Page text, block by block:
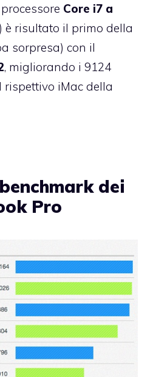
Core i7 a
è risultato il primo della
sorpresa) con il
, migliorando i 9124
iMac della
dei
Pro